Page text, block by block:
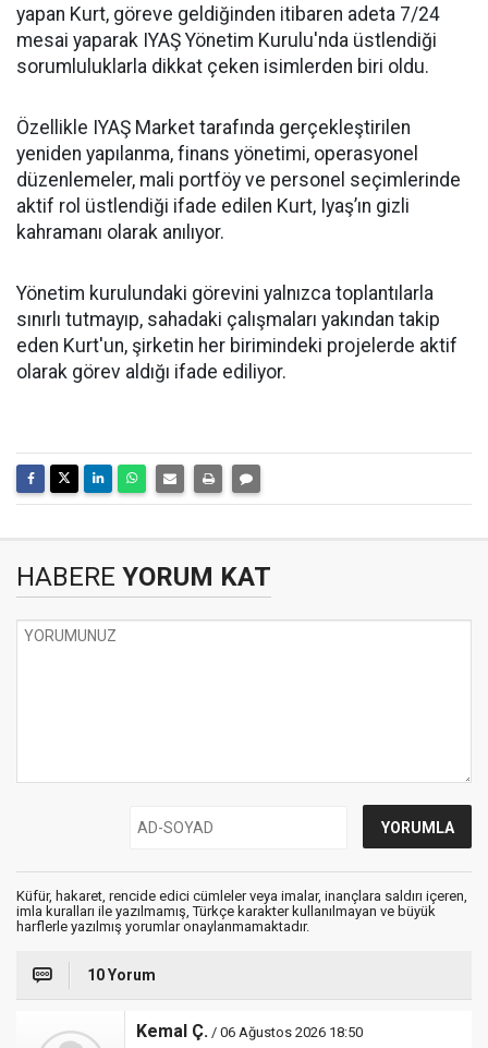
yapan Kurt, göreve geldiğinden itibaren adeta 7/24
mesai yaparak IYAŞ Yönetim Kurulu'nda üstlendiği
sorumluluklarla dikkat çeken isimlerden biri oldu.
Özellikle IYAŞ Market tarafında gerçekleştirilen
yeniden yapılanma, finans yönetimi, operasyonel
düzenlemeler, mali portföy ve personel seçimlerinde
aktif rol üstlendiği ifade edilen Kurt, Iyaş’ın gizli
kahramanı olarak anılıyor.
Yönetim kurulundaki görevini yalnızca toplantılarla
sınırlı tutmayıp, sahadaki çalışmaları yakından takip
eden Kurt'un, şirketin her birimindeki projelerde aktif
olarak görev aldığı ifade ediliyor.
HABERE YORUM KAT
Küfür, hakaret, rencide edici cümleler veya imalar, inançlara saldırı içeren,
imla kuralları ile yazılmamış, Türkçe karakter kullanılmayan ve büyük
harflerle yazılmış yorumlar onaylanmamaktadır.
10 Yorum
Kemal Ç. / 06 Ağustos 2026 18:50